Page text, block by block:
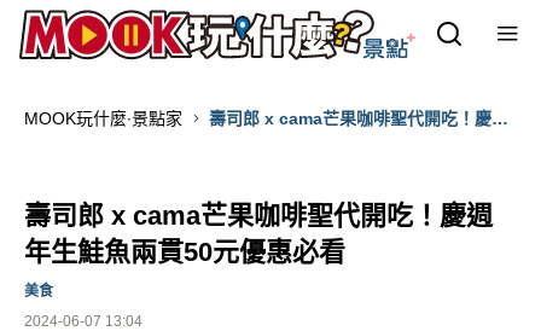
MOOK玩什麼‧景點家
壽司郎 x cama芒果咖啡聖代開吃！慶週
壽司郎 x cama芒果咖啡聖代開吃！慶週
年生鮭魚兩貫50元優惠必看
2024-06-07 13:04
美食